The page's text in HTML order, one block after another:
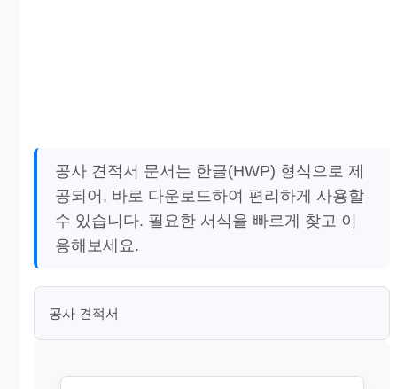
공사 견적서 문서는 한글(HWP) 형식으로 제
공되어, 바로 다운로드하여 편리하게 사용할
수 있습니다. 필요한 서식을 빠르게 찾고 이
용해보세요.
공사 견적서